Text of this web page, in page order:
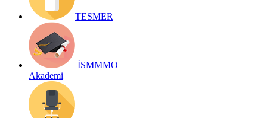
TESMER
İSMMMO
Akademi